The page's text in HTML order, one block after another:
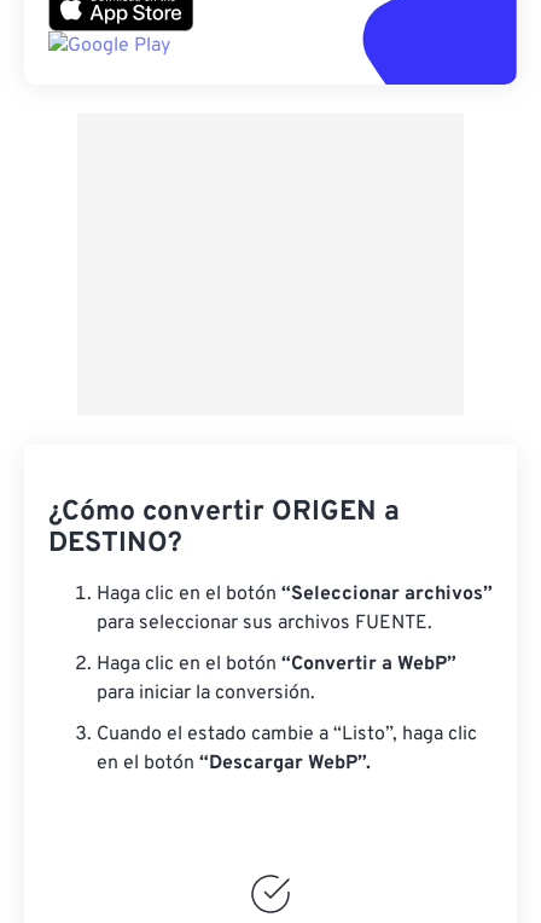
¿Cómo convertir ORIGEN a
DESTINO?
Haga clic en el botón “Seleccionar archivos”
para seleccionar sus archivos FUENTE.
Haga clic en el botón “Convertir a WebP”
para iniciar la conversión.
Cuando el estado cambie a “Listo”, haga clic
en el botón “Descargar WebP”.